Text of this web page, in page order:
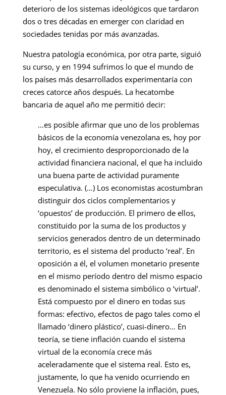
deterioro de los sistemas ideológicos que tardaron
dos o tres décadas en emerger con claridad en
sociedades tenidas por más avanzadas.
Nuestra patología económica, por otra parte, siguió
su curso, y en 1994 sufrimos lo que el mundo de
los países más desarrollados experimentaría con
creces catorce años después. La hecatombe
bancaria de aquel año me permitió decir:
…es posible afirmar que uno de los problemas
básicos de la economía venezolana es, hoy por
hoy, el crecimiento desproporcionado de la
actividad financiera nacional, el que ha incluido
una buena parte de actividad puramente
especulativa. (…) Los economistas acostumbran
distinguir dos ciclos complementarios y
‘opuestos’ de producción. El primero de ellos,
constituido por la suma de los productos y
servicios generados dentro de un determinado
territorio, es el sistema del producto ‘real’. En
oposición a él, el volumen monetario presente
en el mismo período dentro del mismo espacio
es denominado el sistema simbólico o ‘virtual’.
Está compuesto por el dinero en todas sus
formas: efectivo, efectos de pago tales como el
llamado ‘dinero plástico’, cuasi-dinero… En
teoría, se tiene inflación cuando el sistema
virtual de la economía crece más
aceleradamente que el sistema real. Esto es,
justamente, lo que ha venido ocurriendo en
Venezuela. No sólo proviene la inflación, pues,